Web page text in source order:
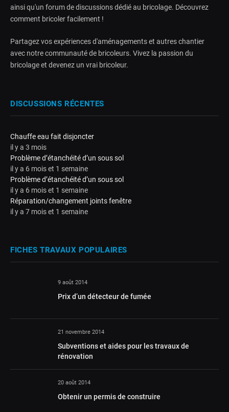
ainsi qu'un forum de discussions dédié au bricolage. Découvrez
comment bricoler facilement !
Partagez vos expériences d'aménagements et autres chantier
avec notre communauté de bricoleurs. Vivez la passion du
bricolage et devenez un vrai bricoleur.
DISCUSSIONS RÉCENTES
Chauffe eau fait disjoncter
il y a 3 mois
Problème d’étanchéité d’un sous sol
il y a 6 mois et 1 semaine
Problème d’étanchéité d’un sous sol
il y a 6 mois et 1 semaine
Réparation/changement joints fenêtre
il y a 7 mois et 1 semaine
FICHES TRAVAUX POPULAIRES
9 août 2014
Prix d’un détecteur de fumée
21 novembre 2014
Subventions et aides pour les travaux de
rénovation
20 août 2014
Obtenir un permis de construire